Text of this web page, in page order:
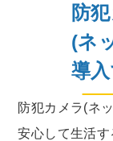
防
(ネ
導
防犯カメラ(ネ
安心して生活す